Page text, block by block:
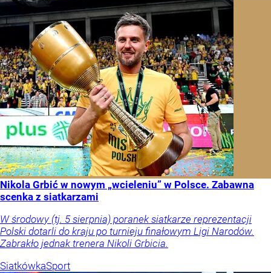
Nikola Grbić w nowym „wcieleniu” w Polsce. Zabawna
scenka z siatkarzami
W środowy (tj. 5 sierpnia) poranek siatkarze reprezentacji
Polski dotarli do kraju po turnieju finałowym Ligi Narodów.
Zabrakło jednak trenera Nikoli Grbicia.
SiatkówkaSport